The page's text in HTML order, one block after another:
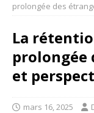
prolongée des
La
prolongée
et
mars 16, 2025